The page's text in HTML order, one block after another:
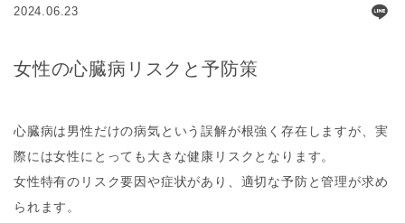
2024.06.23
女性の心臓病リスクと予防策
心臓病は男性だけの病気という誤解が根強く存在しますが、実
際には女性にとっても大きな健康リスクとなります。
女性特有のリスク要因や症状があり、適切な予防と管理が求め
られます。